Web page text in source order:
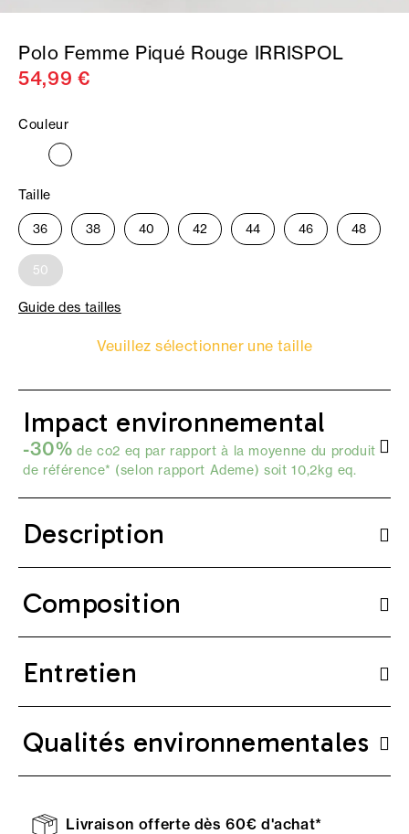
Polo Femme Piqué Rouge IRRISPOL
54,99 €
Couleur
Taille
36 38 40 42 44 46 48
50
Guide des tailles
Veuillez sélectionner une taille
Impact environnemental
-30% de co2 eq par rapport à la moyenne du produit
de référence* (selon rapport Ademe) soit 10,2kg eq.
Description
Composition
Entretien
Qualités environnementales
Livraison offerte dès 60€ d'achat*